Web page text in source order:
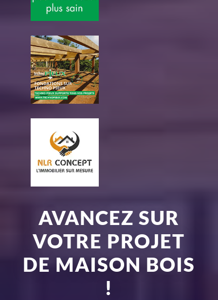
AVANCEZ SUR
VOTRE PROJET
DE MAISON BOIS
!